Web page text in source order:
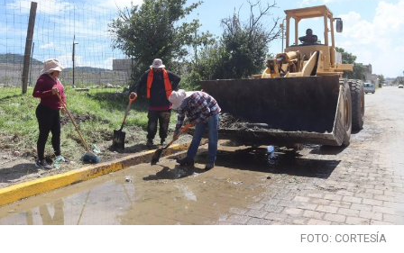
FOTO: CORTESÍA